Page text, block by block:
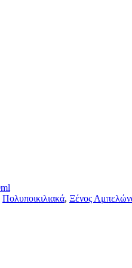
Πολυποικιλιακά, Ξένος